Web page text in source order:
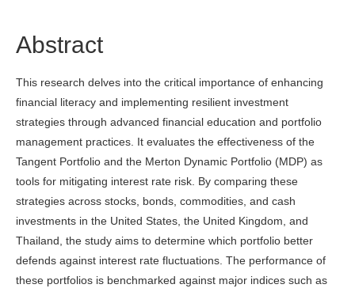
Abstract
This research delves into the critical importance of enhancing
financial literacy and implementing resilient investment
strategies through advanced financial education and portfolio
management practices. It evaluates the effectiveness of the
Tangent Portfolio and the Merton Dynamic Portfolio (MDP) as
tools for mitigating interest rate risk. By comparing these
strategies across stocks, bonds, commodities, and cash
investments in the United States, the United Kingdom, and
Thailand, the study aims to determine which portfolio better
defends against interest rate fluctuations. The performance of
these portfolios is benchmarked against major indices such as